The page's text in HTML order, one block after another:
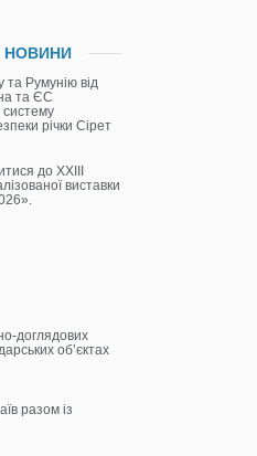
НОВИНИ
та Румунію від
та ЄС
систему
річки Сірет
до ХХІІІ
виставки
доглядових
об’єктах
разом із